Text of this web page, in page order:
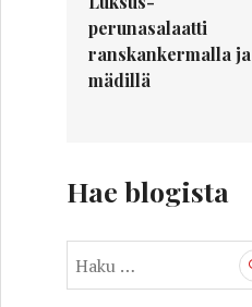
perunasalaatti
ranskankermalla ja
mädillä
Hae blogista